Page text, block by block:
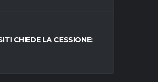
CHIEDE LA CESSIONE: